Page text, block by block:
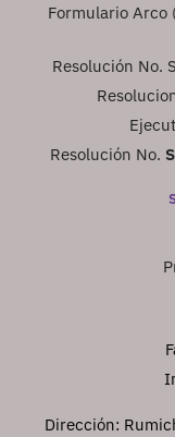
Formulario Arco
Resolución No.
Resolución No.
Dirección: